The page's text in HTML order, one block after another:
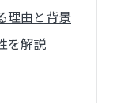
理由と背景
を解説
る仕組み